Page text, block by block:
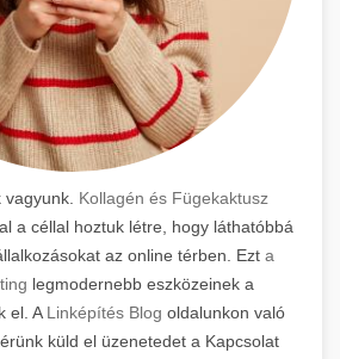
Kollagén és Fügekaktusz
a céllal hoztuk létre, hogy láthatóbbá
az online térben. Ezt a
legmodernebb eszközeinek a
el. A Linképítés Blog oldalunkon való
küld el üzenetedet a Kapcsolat